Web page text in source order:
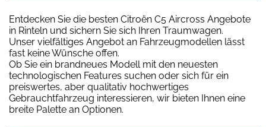
Entdecken Sie die besten Citroën C5 Aircross Angebote
in Rinteln und sichern Sie sich Ihren Traumwagen.
Unser vielfältiges Angebot an Fahrzeugmodellen lässt
fast keine Wünsche offen.
Ob Sie ein brandneues Modell mit den neuesten
technologischen Features suchen oder sich für ein
preiswertes, aber qualitativ hochwertiges
Gebrauchtfahrzeug interessieren, wir bieten Ihnen eine
breite Palette an Optionen.